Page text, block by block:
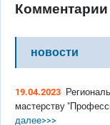
Комментарии
новости
19.04.2023
мастерству
далее>>>